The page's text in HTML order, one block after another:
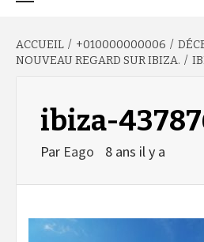
ACCUEIL +010000000006
NOUVEAU REGARD SUR IBIZA.
ibiza-
Par Eago 8 ans il y a